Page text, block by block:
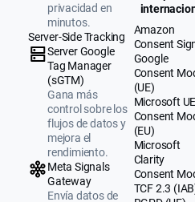
privacidad en
minutos.
Server-Side Tracking
Server Google
Tag Manager
(sGTM)
Gana más
control sobre los
flujos de datos y
mejora el
rendimiento.
Meta Signals
Gateway
Envía datos de
Amazon
Consent
Google
Consent
(UE)
Microsoft
Consent
(EU)
Microsoft
Clarity
Consent
TCF 2.3